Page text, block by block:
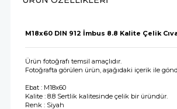
M18x60 DIN 912 İmbus 8.8 Kalite Çelik
Ürün fotoğrafı temsil amaçlıdır.
Fotoğrafta görülen ürün, aşağıdaki içerik ile
Ebat : M18x60
Kalite : 8.8 Sertlik kalitesinde çelik bir üründür.
Renk : Siyah